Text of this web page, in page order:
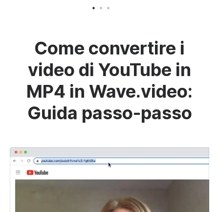
Come convertire i
video di YouTube in
MP4 in Wave.video:
Guida passo-passo